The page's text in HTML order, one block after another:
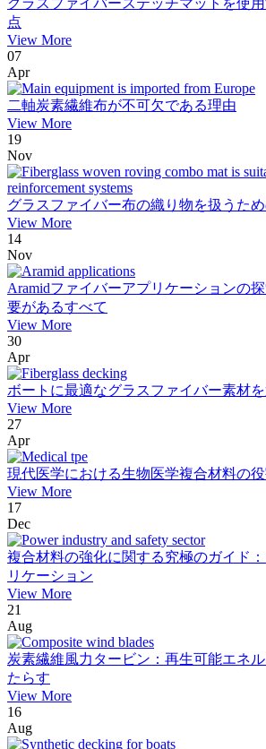
グラスファイバーステッチマットを使
点
View More
07
Apr
二軸炭素繊維布が不可欠である理由
View More
19
Nov
グラスファイバー布の織り物を扱うた
View More
14
Nov
Aramidファイバーアプリケーションの
要があるすべて
View More
30
Apr
ボートに最適なグラスファイバー素材
View More
27
Apr
現代医学における生物医学複合材料の
View More
17
Dec
複合材料の強化に関する究極のガイド
リケーション
View More
21
Aug
炭素繊維風力タービン：再生可能エネ
たらす
View More
16
Aug